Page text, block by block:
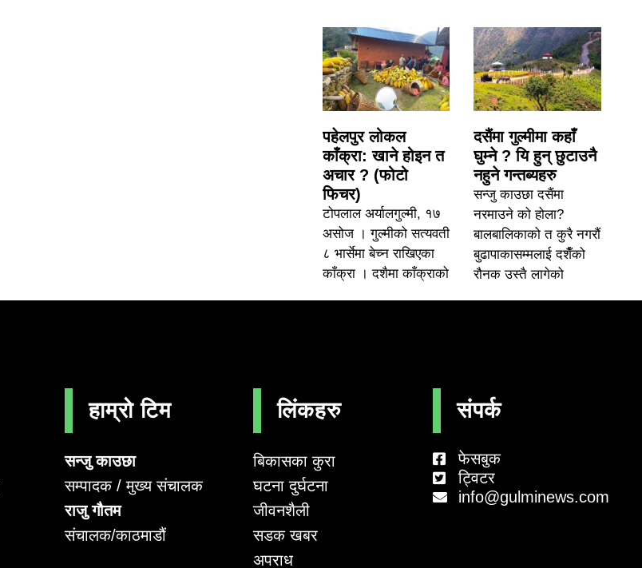
पहेलपुर लोकल
काँक्रा: खाने होइन त
अचार ? (फोटो
फिचर)
टोपलाल अर्यालगुल्मी, १७
असोज । गुल्मीको सत्यवती
८ भार्सेमा बेच्न राखिएका
काँक्रा । दशैमा काँक्राको
दसैंमा गुल्मीमा कहाँ
घुम्ने ? यि हुन् छुटाउनै
नहुने गन्तब्यहरु
सन्जु काउछा दसैंमा
नरमाउने को होला?
बालबालिकाको त कुरै नगरौं
बुढापाकासम्मलाई दशैँको
रौनक उस्तै लागेको
हाम्रो टिम
सन्जु काउछा
सम्पादक / मुख्य संचालक
राजु गौतम
संचालक/काठमाडौं
लिंकहरु
बिकासका कुरा
घटना दुर्घटना
जीवनशैली
सडक खबर
अपराध
संपर्क
फेसबुक
ट्विटर
info@gulminews.com